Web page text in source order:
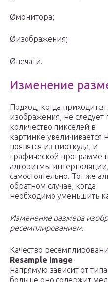
Øмонитора;
Øизображения;
Øпечати.
Изменение
Подход, когда
изображения, не следует
количество пикселей в
картинке увеличивается
появятся из ниоткуда, и
графической программе
алгоритмы
самостоятельно. Тот же
обратном случае, когда
необходимо уменьшить
Изменение размера
ресемплированием.
Качество
Resample Image
напрямую зависит от
больше оно содержит